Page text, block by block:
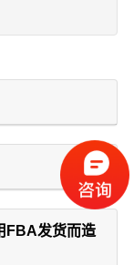
FBA发货而造